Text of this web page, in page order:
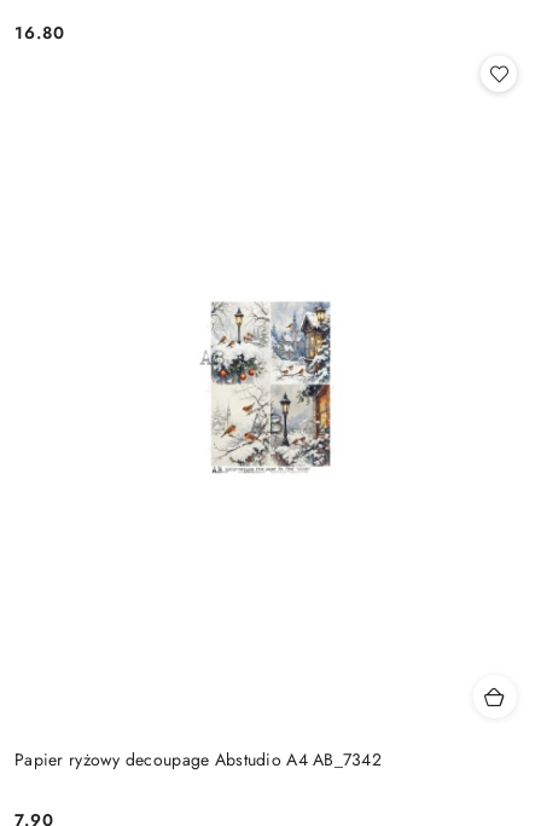
Cena:
16.80
Papier ryżowy decoupage Abstudio A4 AB_7342
7.90